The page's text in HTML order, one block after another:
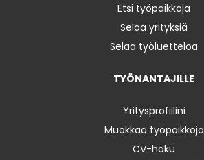
Etsi työpaikkoja
Selaa yrityksiä
Selaa työluetteloa
TYÖNANTAJILLE
Yritysprofiilini
Muokkaa työpaikkoja
CV-haku